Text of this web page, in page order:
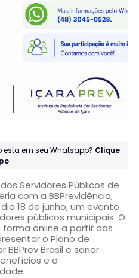
esta em seu Whatsapp? Clique
Servidores Públicos de
com a BBPrevidência,
18 de junho, um evento
públicos municipais. O
online a partir das
o Plano de
Brasil e sanar
e o